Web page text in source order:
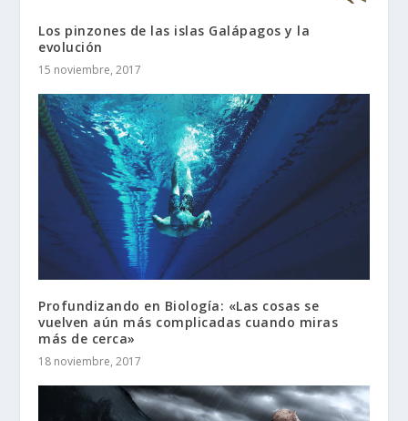
Los pinzones de las islas Galápagos y la
evolución
15 noviembre, 2017
Profundizando en Biología: «Las cosas se
vuelven aún más complicadas cuando miras
más de cerca»
18 noviembre, 2017